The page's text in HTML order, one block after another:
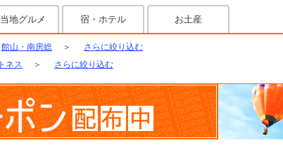
地グルメ 宿・ホテル お土産
館山・南房総 ＞
さらに絞り込む
ネス ＞ さらに絞り込む